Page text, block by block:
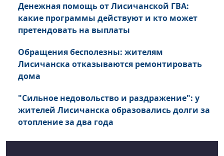
Денежная помощь от Лисичанской ГВА:
какие программы действуют и кто может
претендовать на выплаты
Обращения бесполезны: жителям
Лисичанска отказываются ремонтировать
дома
"Сильное недовольство и раздражение": у
жителей Лисичанска образовались долги за
отопление за два года